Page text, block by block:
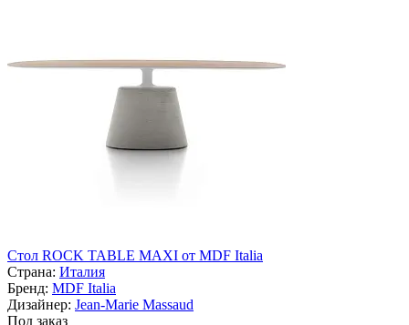
Стол ROCK TABLE MAXI от MDF Italia
Страна: Италия
Бренд: MDF Italia
Дизайнер: Jean-Marie Massaud
Под заказ